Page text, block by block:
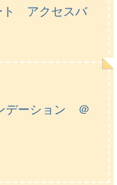
ト アクセスバ
デーション ＠